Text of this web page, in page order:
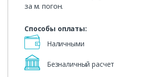
за м. погон.
Способы оплаты:
Наличными
Безналичный расчет